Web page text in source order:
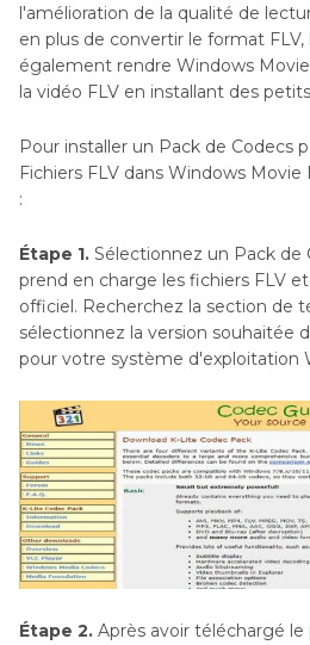
l'amélioration de la qualité de
en plus de convertir le format
également rendre Windows
la vidéo FLV en installant des
Pour installer un Pack de Codecs
Fichiers FLV dans Windows
:
Étape 1. Sélectionnez un Pack de
prend en charge les fichiers FLV
officiel. Recherchez la section de
sélectionnez la version souhaitée
pour votre système d'exploitation
Étape 2. Après avoir téléchargé